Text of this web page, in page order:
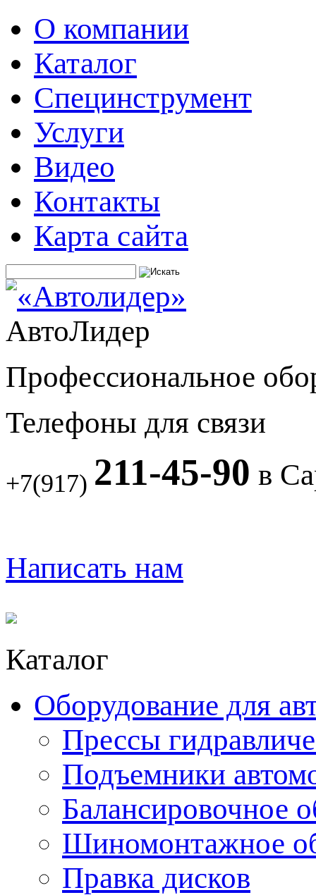
О компании
Каталог
Специнструмент
Услуги
Видео
Контакты
Карта сайта
АвтоЛидер
Профессиональное
Телефоны для связи
+7(917) 211-45-90 в
Написать нам
Каталог
Оборудование для
Прессы
Подъемники
Балансировочное
Шиномонтажное
Правка дисков